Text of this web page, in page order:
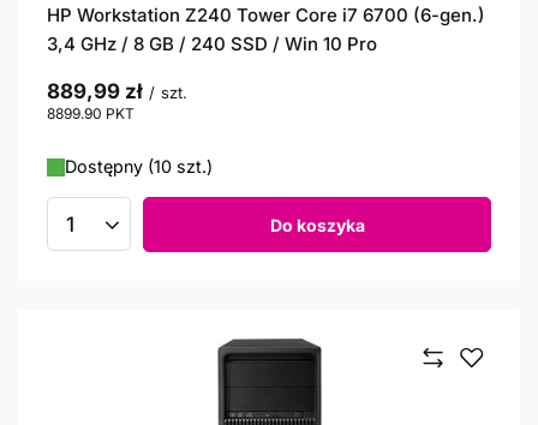
HP Workstation Z240 Tower Core i7 6700 (6-gen.)
3,4 GHz / 8 GB / 240 SSD / Win 10 Pro
889,99 zł / szt.
8899.90 PKT
Dostępny (10 szt.)
Ilość produktów Do koszyka